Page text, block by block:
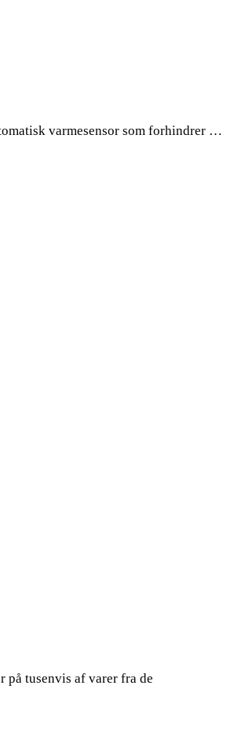
varmesensor som forhindrer …
på tusenvis af varer fra de